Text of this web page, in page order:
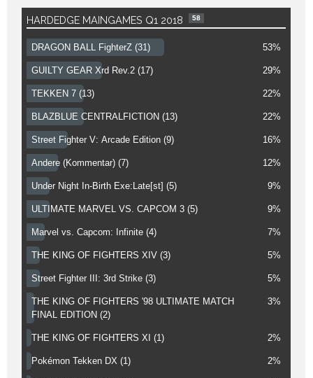
HARDEDGE MAINGAMES Q1 2018 58
DRAGON BALL FighterZ (31) 53%
GUILTY GEAR Xrd Rev.2 (17) 29%
TEKKEN 7 (13) 22%
BLAZBLUE CENTRALFICTION (13) 22%
Street Fighter V: Arcade Edition (9) 16%
Andere (Kommentar) (7) 12%
Under Night In-Birth Exe:Late[st] (5) 9%
ULTIMATE MARVEL VS. CAPCOM 3 (5) 9%
Marvel vs. Capcom: Infinite (4) 7%
THE KING OF FIGHTERS XIV (3) 5%
Street Fighter III: 3rd Strike (3) 5%
THE KING OF FIGHTERS '98 ULTIMATE MATCH
FINAL EDITION (2)
3%
THE KING OF FIGHTERS XI (1) 2%
Pokémon Tekken DX (1) 2%